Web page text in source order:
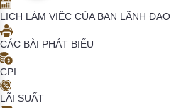
LỊCH LÀM VIỆC CỦA BAN LÃNH ĐẠO
CÁC BÀI PHÁT BIỂU
CPI
LÃI SUẤT